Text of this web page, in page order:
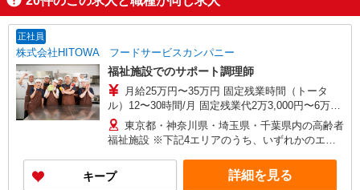
正社員
株式会社HITOWA フードサービスカンパニー
福祉施設でのサポート調理師
月給25万円〜35万円 固定残業時間（トータ
ル）12〜30時間/月 固定残業代2万3,000円〜6万
3,000円 超過分別途支給 ※給与は経験や前職給与
に応じて決定します。 賞与年2回
東京都・神奈川県・埼玉県・千葉県内の高齢者
福祉施設 ※下記4エリアのうち、いずれかのエリ
範囲は、お住まいやご希望を考慮して決定いたし
ますのでご相談ください。 ［1］東京エリア
キープ 詳細を見る